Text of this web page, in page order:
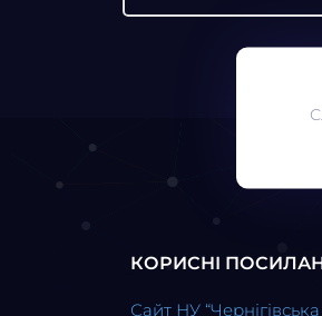
КОРИСНІ
Сайт НУ “Чернігівська